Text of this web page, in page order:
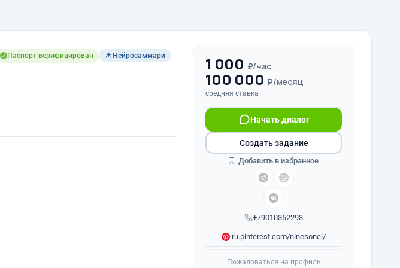
Паспорт верифицирован Нейросаммари 1 000 ₽/час
100 000 ₽/месяц
средняя ставка
+79010362293
Начать диалог
ru.pinterest.com/ninesonel/
Создать задание
Добавить в избранное
Пожаловаться на профиль